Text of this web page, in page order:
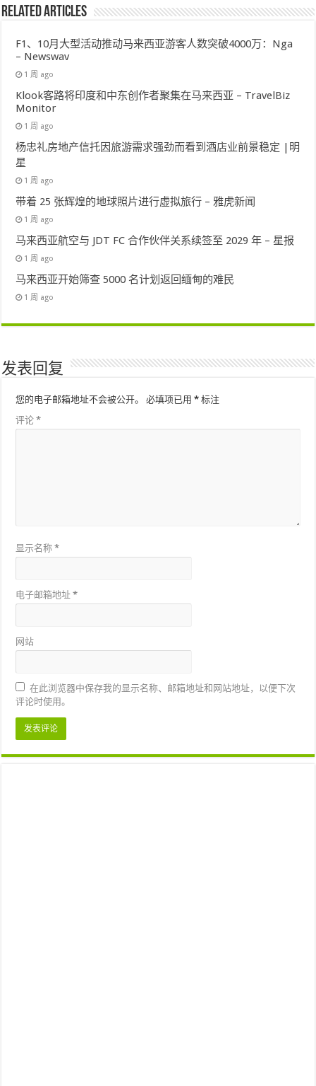
Related Articles
F1、10月大型活动推动马来西亚游客人数突破4000万：Nga
– Newswav
1 周 ago
Klook客路将印度和中东创作者聚集在马来西亚 – TravelBiz
Monitor
1 周 ago
杨忠礼房地产信托因旅游需求强劲而看到酒店业前景稳定 |明
星
1 周 ago
带着 25 张辉煌的地球照片进行虚拟旅行 – 雅虎新闻
1 周 ago
马来西亚航空与 JDT FC 合作伙伴关系续签至 2029 年 – 星报
1 周 ago
马来西亚开始筛查 5000 名计划返回缅甸的难民
1 周 ago
发表回复
您的电子邮箱地址不会被公开。 必填项已用* 标注
评论*
显示名称*
电子邮箱地址*
网站
在此浏览器中保存我的显示名称、邮箱地址和网站地址，以便下次
评论时使用。